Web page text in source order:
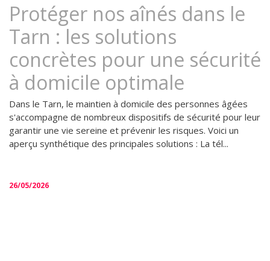
Protéger nos aînés dans le
Tarn : les solutions
concrètes pour une sécurité
à domicile optimale
Dans le Tarn, le maintien à domicile des personnes âgées
s'accompagne de nombreux dispositifs de sécurité pour leur
garantir une vie sereine et prévenir les risques. Voici un
aperçu synthétique des principales solutions : La tél...
26/05/2026